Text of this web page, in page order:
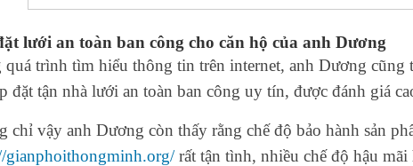
lưới an toàn ban công cho căn hộ của anh Dương
quá trình tìm hiểu thông tin trên internet, anh Dương
đặt tận nhà lưới an toàn ban công uy tín, được đánh giá
chỉ vậy anh Dương còn thấy rằng chế độ bảo hành sản
gianphoithongminh.org/rất tận tình, nhiều chế độ hậu